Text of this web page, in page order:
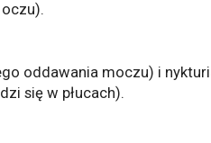
oddawania moczu) i
się w płucach).